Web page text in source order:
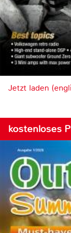
Jetzt laden
kostenloses